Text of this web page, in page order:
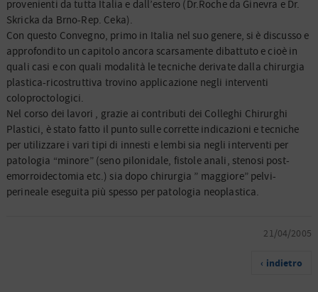
provenienti da tutta Italia e dall’estero (Dr.Roche da Ginevra e Dr.
Skricka da Brno-Rep. Ceka).
Con questo Convegno, primo in Italia nel suo genere, si è discusso e
approfondito un capitolo ancora scarsamente dibattuto e cioè in
quali casi e con quali modalità le tecniche derivate dalla chirurgia
plastica-ricostruttiva trovino applicazione negli interventi
coloproctologici.
Nel corso dei lavori , grazie ai contributi dei Colleghi Chirurghi
Plastici, è stato fatto il punto sulle corrette indicazioni e tecniche
per utilizzare i vari tipi di innesti e lembi sia negli interventi per
patologia “minore” (seno pilonidale, fistole anali, stenosi post-
emorroidectomia etc.) sia dopo chirurgia ” maggiore” pelvi-
perineale eseguita più spesso per patologia neoplastica.
21/04/2005
‹ indietro